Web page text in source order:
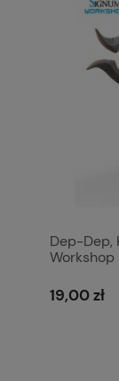
Dep-Dep,
Workshop
19,00 zł